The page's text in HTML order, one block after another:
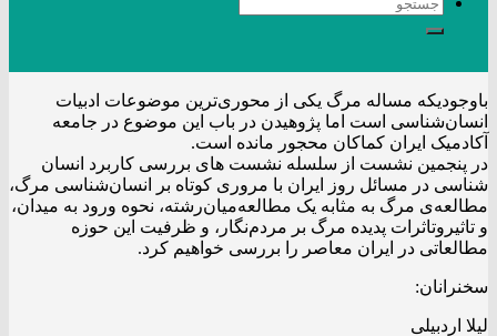
باوجودیکه مساله مرگ یکی از محوری‌ترین موضوعات ادبیات
انسان‌شناسی است اما پژوهیدن در باب این موضوع در جامعه
آکادمیک ایران کماکان محجور مانده است.
در پنجمین نشست از سلسله نشست های بررسی کاربرد انسان
شناسی در مسائل روز ایران با مروری کوتاه بر انسان‌شناسی مرگ،
مطالعه‌ی مرگ به مثابه یک مطالعه‌میان‌رشته، نحوه ورود به میدان،
و تاثیروتاثرات پدیده مرگ بر مردم‌نگار، و ظرفیت این حوزه
مطالعاتی در ایران معاصر را بررسی خواهیم کرد.
سخنرانان:
لیلا اردبیلی